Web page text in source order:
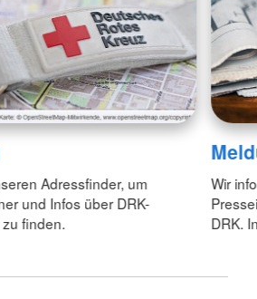
Adressfinder, um
und Infos über DRK-
finden.
Wir
DRK.